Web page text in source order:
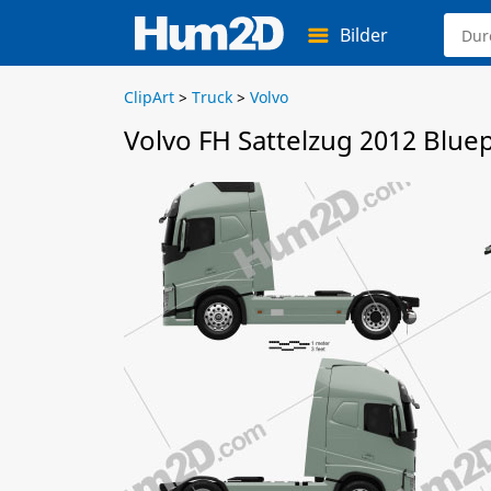
Bilder
ClipArt > Truck > Volvo
Volvo FH Sattelzug 2012